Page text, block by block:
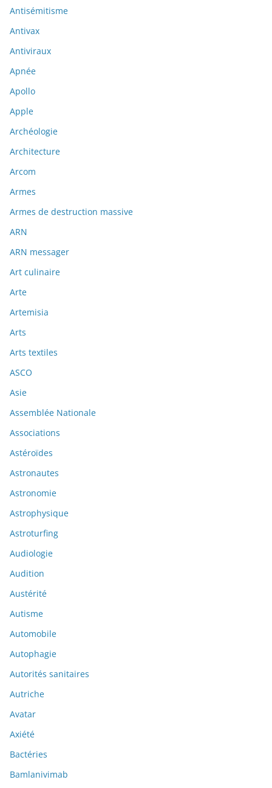
Antisémitisme
Antivax
Antiviraux
Apnée
Apollo
Apple
Archéologie
Architecture
Arcom
Armes
Armes de destruction massive
ARN
ARN messager
Art culinaire
Arte
Artemisia
Arts
Arts textiles
ASCO
Asie
Assemblée Nationale
Associations
Astéroïdes
Astronautes
Astronomie
Astrophysique
Astroturfing
Audiologie
Audition
Austérité
Autisme
Automobile
Autophagie
Autorités sanitaires
Autriche
Avatar
Axiété
Bactéries
Bamlanivimab